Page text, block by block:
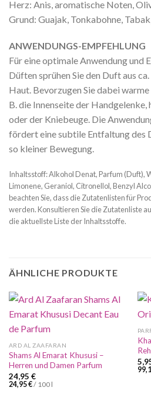
Herz: Anis, aromatische Noten,
Grund: Guajak, Tonkabohne,
ANWENDUNGS-EMPFEHLUNG
Für eine optimale Anwendung und
Düften sprühen Sie den Duft aus
Haut. Bevorzugen Sie dabei
B. die Innenseite der
oder der Kniebeuge. Die
fördert eine subtile Entfaltung des
so kleiner Bewegung.
Inhaltsstoff: Alkohol Denat, Parfum (Duft),
Limonene, Geraniol, Citronellol, Benzyl
beachten Sie, dass die Zutatenlisten für
werden. Konsultieren Sie die Zutatenliste
die aktuellste Liste der Inhaltsstoffe.
ÄHNLICHE PRODUKTE
ARD AL ZAAFARAN
Shams Al Emarat Khususi –
Herren und Damen Parfum
24,95 €
24,95€/ 100 l